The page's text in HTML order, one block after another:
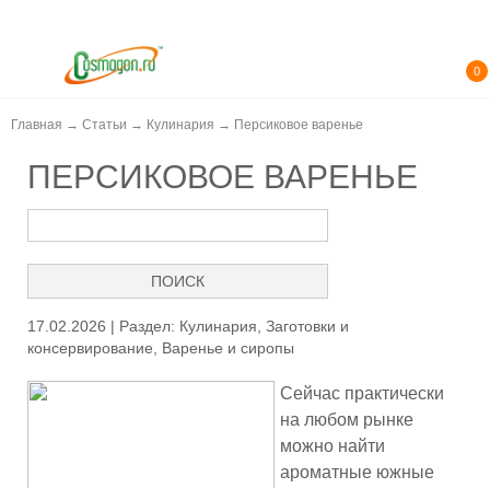
0
Главная → Статьи → Кулинария → Персиковое варенье
ПЕРСИКОВОЕ ВАРЕНЬЕ
17.02.2026 | Раздел: Кулинария Заготовки и
консервирование
Варенье и сиропы
Сейчас практически
на любом рынке
можно найти
ароматные южные